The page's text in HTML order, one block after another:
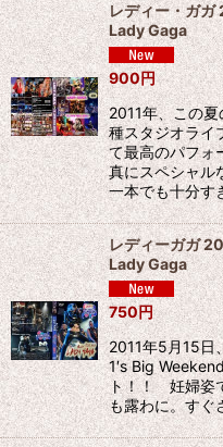
レディー・ガガ
Lady Gaga
900円
2011年、この
種スタジオライ
て最高のパフォ
真にスペシャル
一本でも十分す
レディーガガ
Lady Gaga
750円
2011年5月15日
1′s Big
ト！！ 妊婦姿
も露わに。すぐ